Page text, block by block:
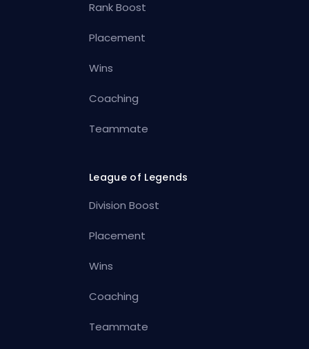
Rank Boost
Placement
Wins
Coaching
Teammate
League of Legends
Division Boost
Placement
Wins
Coaching
Teammate